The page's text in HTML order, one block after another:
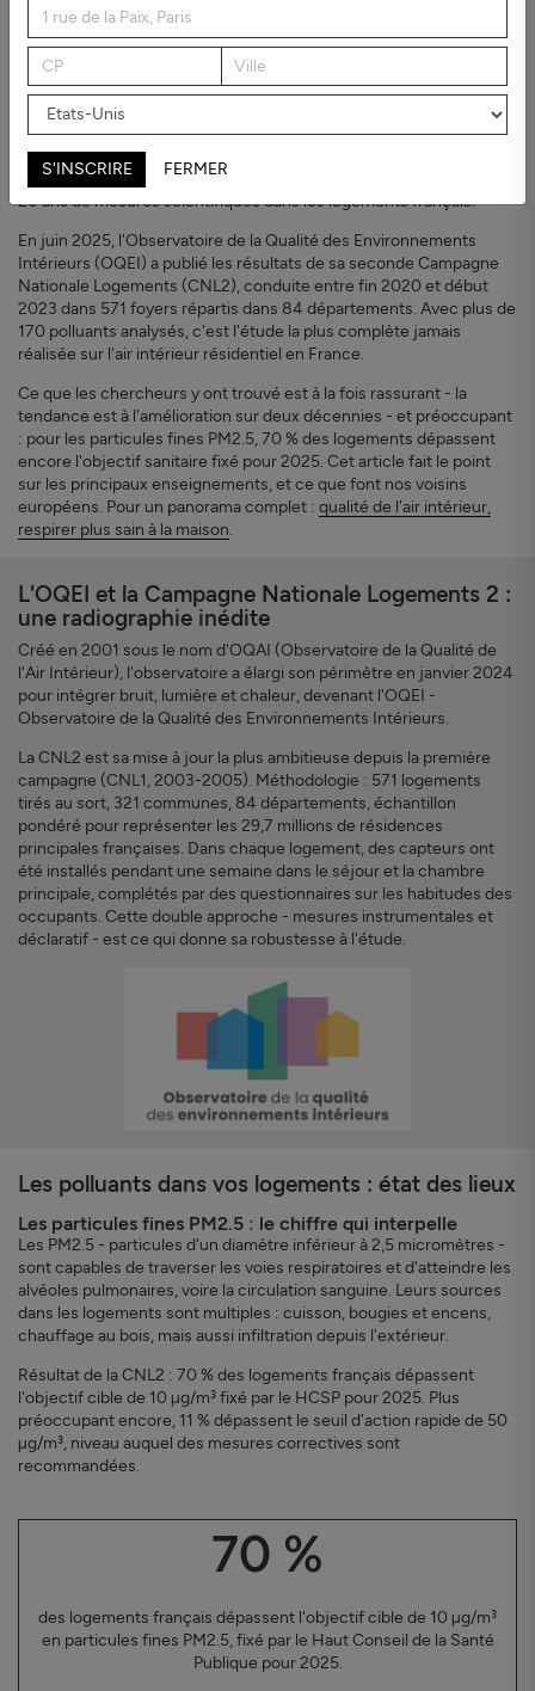
Ces résultats concernent toutes les personnes qui passent la
majorité de leur temps dans un logement en France.
L'air que vous respirez chez vous est, en moyenne, plus pollué que
l'air extérieur. Ce n'est pas une intuition : c'est ce que confirment
20 ans de mesures scientifiques dans les logements français.
En juin 2025, l'Observatoire de la Qualité des Environnements
Intérieurs (OQEI) a publié les résultats de sa seconde Campagne
Nationale Logements (CNL2), conduite entre fin 2020 et début
2023 dans 571 foyers répartis dans 84 départements. Avec plus de
170 polluants analysés, c'est l'étude la plus complète jamais
réalisée sur l'air intérieur résidentiel en France.
Ce que les chercheurs y ont trouvé est à la fois rassurant - la
tendance est à l'amélioration sur deux décennies - et préoccupant
: pour les particules fines PM2.5, 70 % des logements dépassent
encore l'objectif sanitaire fixé pour 2025. Cet article fait le point
sur les principaux enseignements, et ce que font nos voisins
européens. Pour un panorama complet : qualité de l'air intérieur,
respirer plus sain à la maison.
L'OQEI et la Campagne Nationale Logements 2 :
une radiographie inédite
Créé en 2001 sous le nom d'OQAI (Observatoire de la Qualité de
l'Air Intérieur), l'observatoire a élargi son périmètre en janvier 2024
pour intégrer bruit, lumière et chaleur, devenant l'OQEI -
Observatoire de la Qualité des Environnements Intérieurs.
La CNL2 est sa mise à jour la plus ambitieuse depuis la première
campagne (CNL1, 2003-2005). Méthodologie : 571 logements
tirés au sort, 321 communes, 84 départements, échantillon
pondéré pour représenter les 29,7 millions de résidences
principales françaises. Dans chaque logement, des capteurs ont
été installés pendant une semaine dans le séjour et la chambre
principale, complétés par des questionnaires sur les habitudes des
occupants. Cette double approche - mesures instrumentales et
déclaratif - est ce qui donne sa robustesse à l'étude.
Les polluants dans vos logements : état des lieux
Les particules fines PM2.5 : le chiffre qui interpelle
Les PM2.5 - particules d'un diamètre inférieur à 2,5 micromètres -
sont capables de traverser les voies respiratoires et d'atteindre les
alvéoles pulmonaires, voire la circulation sanguine. Leurs sources
dans les logements sont multiples : cuisson, bougies et encens,
chauffage au bois, mais aussi infiltration depuis l'extérieur.
Résultat de la CNL2 : 70 % des logements français dépassent
l'objectif cible de 10 µg/m³ fixé par le HCSP pour 2025. Plus
préoccupant encore, 11 % dépassent le seuil d'action rapide de 50
µg/m³, niveau auquel des mesures correctives sont
recommandées.
70 %
des logements français dépassent l'objectif cible de 10 µg/m³
en particules fines PM2.5, fixé par le Haut Conseil de la Santé
Publique pour 2025.
S'INSCRIRE FERMER